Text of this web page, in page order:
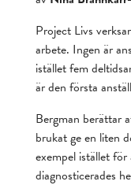
Project Livs
arbete. Ingen är
istället fem
är den första
Bergman berättar
brukat ge en liten
exempel istället
diagnosticerades